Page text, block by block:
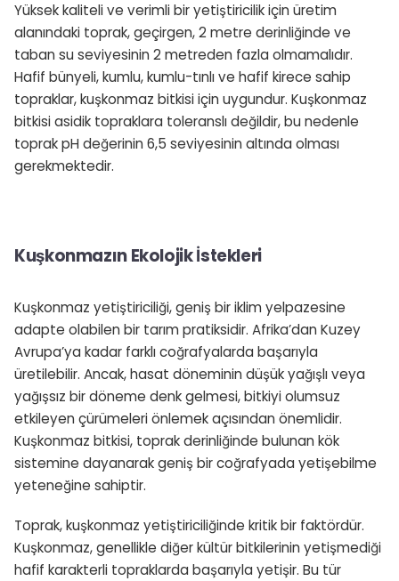
Yüksek kaliteli ve verimli bir yetiştiricilik için üretim
alanındaki toprak, geçirgen, 2 metre derinliğinde ve
taban su seviyesinin 2 metreden fazla olmamalıdır.
Hafif bünyeli, kumlu, kumlu-tınlı ve hafif kirece sahip
topraklar, kuşkonmaz bitkisi için uygundur. Kuşkonmaz
bitkisi asidik topraklara toleranslı değildir, bu nedenle
toprak pH değerinin 6,5 seviyesinin altında olması
gerekmektedir.
Kuşkonmazın Ekolojik İstekleri
Kuşkonmaz yetiştiriciliği, geniş bir iklim yelpazesine
adapte olabilen bir tarım pratiksidir. Afrika’dan Kuzey
Avrupa’ya kadar farklı coğrafyalarda başarıyla
üretilebilir. Ancak, hasat döneminin düşük yağışlı veya
yağışsız bir döneme denk gelmesi, bitkiyi olumsuz
etkileyen çürümeleri önlemek açısından önemlidir.
Kuşkonmaz bitkisi, toprak derinliğinde bulunan kök
sistemine dayanarak geniş bir coğrafyada yetişebilme
yeteneğine sahiptir.
Toprak, kuşkonmaz yetiştiriciliğinde kritik bir faktördür.
Kuşkonmaz, genellikle diğer kültür bitkilerinin yetişmediği
hafif karakterli topraklarda başarıyla yetişir. Bu tür